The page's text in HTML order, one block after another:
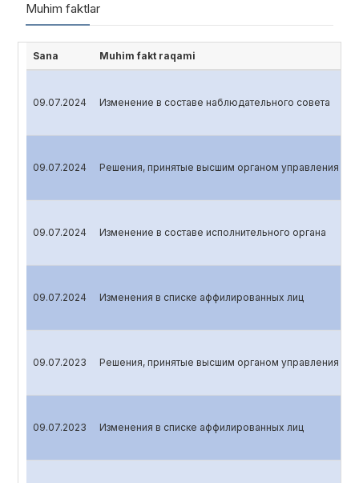
Muhim faktlar
Sana Muhim fakt raqami
09.07.2024 Изменение в составе наблюдательного совета
09.07.2024 Решения, принятые высшим органом управления
09.07.2024 Изменение в составе исполнительного органа
09.07.2024 Изменения в списке аффилированных лиц
09.07.2023 Решения, принятые высшим органом управления
09.07.2023 Изменения в списке аффилированных лиц